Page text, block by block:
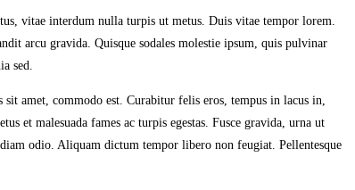
vitae interdum nulla turpis ut metus. Duis vitae tempor lorem.
arcu gravida. Quisque sodales molestie ipsum, quis pulvinar
sed.
amet, commodo est. Curabitur felis eros, tempus in lacus in,
et malesuada fames ac turpis egestas. Fusce gravida, urna ut
odio. Aliquam dictum tempor libero non feugiat. Pellentesque